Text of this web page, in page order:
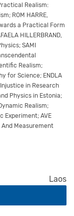
Realism:
ROM HARRE,
a Practical Form
HILLERBRAND,
SAMI
Realism;
for Science; ENDLA
Injustice in Research
Physics in Estonia;
Realism;
Experiment; AVE
And Measurement
Laos
Science kogus